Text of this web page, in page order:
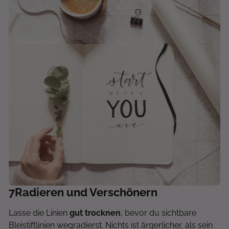
7Radieren und Verschönern
Lasse die Linien gut trocknen, bevor du sichtbare
Bleistiftlinien wegradierst. Nichts ist ärgerlicher, als sein